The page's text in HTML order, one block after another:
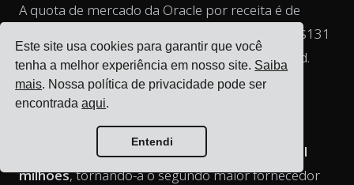
Este site usa cookies para garantir que você
tenha a melhor experiência em nosso site. Saiba
mais. Nossa política de privacidade pode ser
encontradaaqui.
Entendi
A quota de mercado da Oracle por receita é de
do mercado total de aplicações ERP de $131
mil milhões rastreado pela Apps Run The World.
Qual é a receita de ERP da SAP?
A receita de ERP da SAP em 2024 foi de
$8,6 mil
milhões, tornando-a o segundo maior fornecedor